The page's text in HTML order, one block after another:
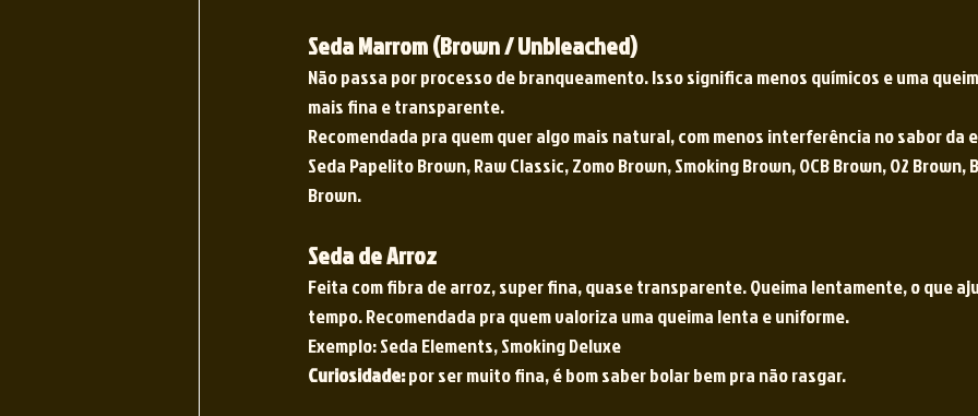
Seda Marrom (Brown / Unbleached)
Não passa por processo de branqueamento. Isso significa menos químicos e uma
mais fina e transparente.
Recomendada pra quem quer algo mais natural, com menos interferência no sabor da
Seda Papelito Brown, Raw Classic, Zomo Brown, Smoking Brown, OCB Brown, O2 Brown,
Brown.
Seda de Arroz
Feita com fibra de arroz, super fina, quase transparente. Queima lentamente, o que
tempo. Recomendada pra quem valoriza uma queima lenta e uniforme.
Exemplo: Seda Elements, Smoking Deluxe
Curiosidade: por ser muito fina, é bom saber bolar bem pra não rasgar.